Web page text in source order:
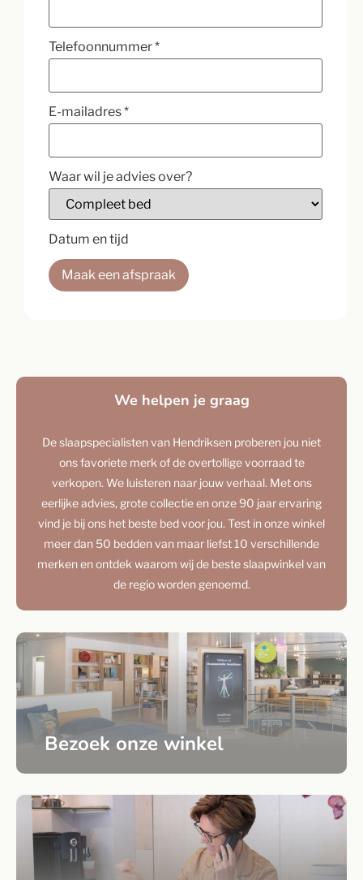
Telefoonnummer*
E-mailadres*
Waar wil je advies over?
Datum en tijd
Maak een afspraak
We helpen je graag
De slaapspecialisten van Hendriksen proberen jou niet
ons favoriete merk of de overtollige voorraad te
verkopen. We luisteren naar jouw verhaal. Met ons
eerlijke advies, grote collectie en onze 90 jaar ervaring
vind je bij ons het beste bed voor jou. Test in onze winkel
meer dan 50 bedden van maar liefst 10 verschillende
merken en ontdek waarom wij de beste slaapwinkel van
de regio worden genoemd.
Bezoek onze winkel